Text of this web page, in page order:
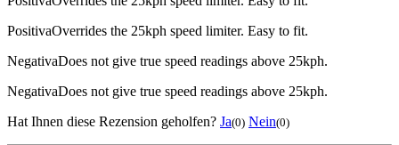
PositivaOverrides the 25kph speed limiter. Easy to fit.
NegativaDoes not give true speed readings above 25kph.
NegativaDoes not give true speed readings above 25kph.
Hat Ihnen diese Rezension geholfen? Ja(0) Nein(0)